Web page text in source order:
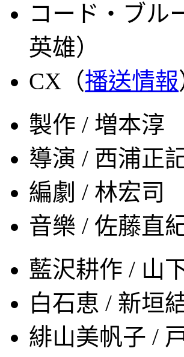
コード・ブル
英雄）
CX（播送情報
製作 / 増本淳
導演 / 西浦正
編劇 / 林宏司
音樂 / 佐藤直
藍沢耕作 / 山
白石恵 / 新垣
緋山美帆子 /